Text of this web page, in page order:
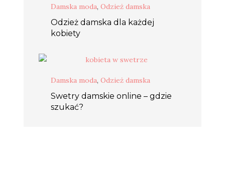
Damska moda, Odzież damska
Odzież damska dla każdej
kobiety
Damska moda, Odzież damska
Swetry damskie online – gdzie
szukać?